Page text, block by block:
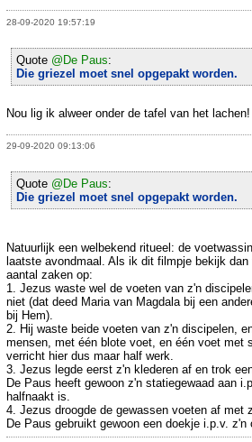
28-09-2020 19:57:19
Quote @De Paus:
Die griezel moet snel opgepakt worden.
Nou lig ik alweer onder de tafel van het lachen!
29-09-2020 09:13:06
Quote @De Paus:
Die griezel moet snel opgepakt worden.
Natuurlijk een welbekend ritueel: de
laatste avondmaal. Als ik dit filmpje bekijk
aantal zaken op:
1. Jezus waste wel de voeten van z'n
niet (dat deed Maria van Magdala bij een
bij Hem).
2. Hij waste beide voeten van z'n discipelen,
mensen, met één blote voet, en één voet met
verricht hier dus maar half werk.
3. Jezus legde eerst z'n klederen af en trok
De Paus heeft gewoon z'n statiegewaad aan
halfnaakt is.
4. Jezus droogde de gewassen voeten af met
De Paus gebruikt gewoon een doekje i.p.v. z'n